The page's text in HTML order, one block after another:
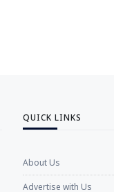
QUICK LINKS
About Us
Advertise with Us